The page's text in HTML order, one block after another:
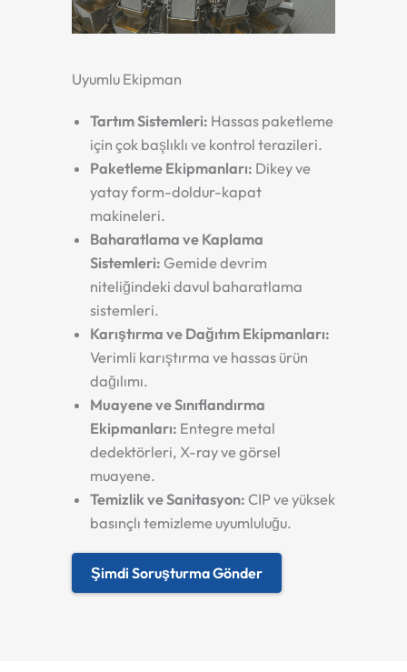
Uyumlu Ekipman
Tartım Sistemleri: Hassas paketleme
için çok başlıklı ve kontrol terazileri.
Paketleme Ekipmanları: Dikey ve
yatay form-doldur-kapat
makineleri.
Baharatlama ve Kaplama
Sistemleri: Gemide devrim
niteliğindeki davul baharatlama
sistemleri.
Karıştırma ve Dağıtım Ekipmanları:
Verimli karıştırma ve hassas ürün
dağılımı.
Muayene ve Sınıflandırma
Ekipmanları: Entegre metal
dedektörleri, X-ray ve görsel
muayene.
Temizlik ve Sanitasyon: CIP ve yüksek
basınçlı temizleme uyumluluğu.
Şimdi Soruşturma Gönder